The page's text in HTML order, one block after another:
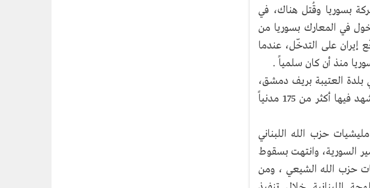
بسوريا وقُتل هناك، في
في المعارك بسوريا من
على التدخّل، عندما
منذ أن كان سلمياً .
مصوّرة، كانت في بلدة العتيبة بريف دمشق،
حيث نفّذ عناصر من ميلشيات حزب الله الشيعي مجزرة استُشهد فيها أكثر من 175 مدنياً
من مليشيات حزب الله اللبناني
السورية، وانتهت بسقوط
حزب الله الشيعي ، ومن